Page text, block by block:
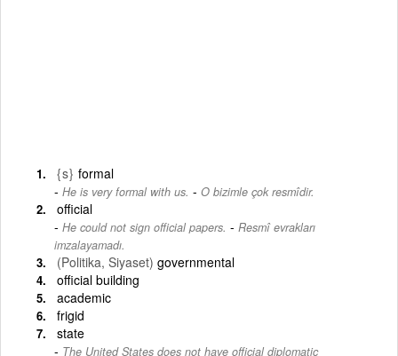
{s} formal
He is very formal with us. - O bizimle çok resmîdir.
official
He could not sign official papers. - Resmî evrakları
imzalayamadı.
(Politika, Siyaset) governmental
official building
academic
frigid
state
The United States does not have official diplomatic